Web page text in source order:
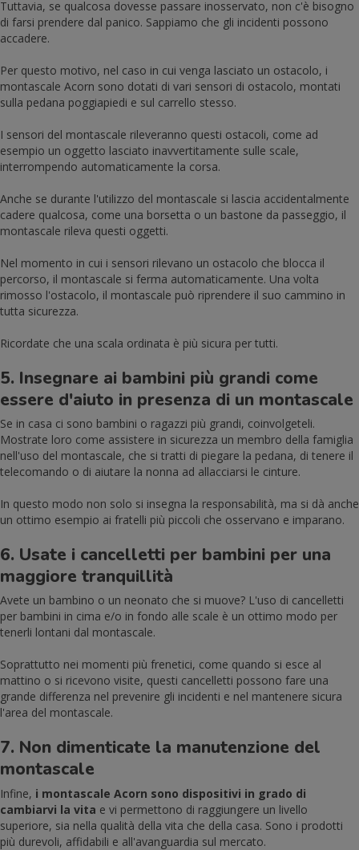
Tuttavia, se qualcosa dovesse passare inosservato, non c'è bisogno
di farsi prendere dal panico. Sappiamo che gli incidenti possono
accadere.
Per questo motivo, nel caso in cui venga lasciato un ostacolo, i
montascale Acorn sono dotati di vari sensori di ostacolo, montati
sulla pedana poggiapiedi e sul carrello stesso.
I sensori del montascale rileveranno questi ostacoli, come ad
esempio un oggetto lasciato inavvertitamente sulle scale,
interrompendo automaticamente la corsa.
Anche se durante l'utilizzo del montascale si lascia accidentalmente
cadere qualcosa, come una borsetta o un bastone da passeggio, il
montascale rileva questi oggetti.
Nel momento in cui i sensori rilevano un ostacolo che blocca il
percorso, il montascale si ferma automaticamente. Una volta
rimosso l'ostacolo, il montascale può riprendere il suo cammino in
tutta sicurezza.
Ricordate che una scala ordinata è più sicura per tutti.
5. Insegnare ai bambini più grandi come
essere d'aiuto in presenza di un montascale
Se in casa ci sono bambini o ragazzi più grandi, coinvolgeteli.
Mostrate loro come assistere in sicurezza un membro della famiglia
nell'uso del montascale, che si tratti di piegare la pedana, di tenere il
telecomando o di aiutare la nonna ad allacciarsi le cinture.
In questo modo non solo si insegna la responsabilità, ma si dà anche
un ottimo esempio ai fratelli più piccoli che osservano e imparano.
6. Usate i cancelletti per bambini per una
maggiore tranquillità
Avete un bambino o un neonato che si muove? L'uso di cancelletti
per bambini in cima e/o in fondo alle scale è un ottimo modo per
tenerli lontani dal montascale.
Soprattutto nei momenti più frenetici, come quando si esce al
mattino o si ricevono visite, questi cancelletti possono fare una
grande differenza nel prevenire gli incidenti e nel mantenere sicura
l'area del montascale.
7. Non dimenticate la manutenzione del
montascale
Infine, i montascale Acorn sono dispositivi in grado di
cambiarvi la vita e vi permettono di raggiungere un livello
superiore, sia nella qualità della vita che della casa. Sono i prodotti
più durevoli, affidabili e all'avanguardia sul mercato.